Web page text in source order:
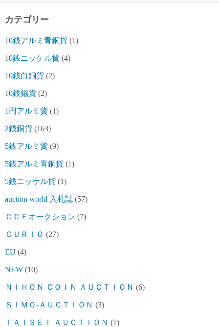
カテゴリー
10銭アルミ青銅貨 (1)
10銭ニッケル貨 (4)
10銭白銅貨 (2)
10銭錫貨 (2)
1円アルミ貨 (1)
2銭銅貨 (163)
5銭アルミ貨 (9)
5銭アルミ青銅貨 (1)
5銭ニッケル貨 (1)
auction world 入札誌 (57)
ＣＣＦオークション (7)
ＣＵＲＩＯ (27)
EU (4)
NEW (10)
ＮＩＨＯＮ ＣＯＩＮ ＡＵＣＴＩＯＮ (6)
ＳＩＭＯ-ＡＵＣＴＩＯＮ (3)
ＴＡＩＳＥＩ ＡＵＣＴＩＯＮ (7)